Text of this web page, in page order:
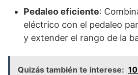
Pedaleo eficiente:
eléctrico con el pedaleo
y extender el rango de la
Quizás también te interese: